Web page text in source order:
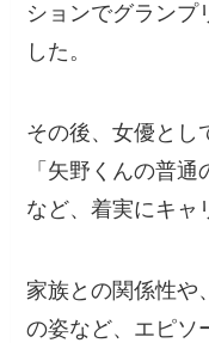
ションでグランプ
した。
その後、女優とし
「矢野くんの普
など、着実にキャ
家族との関係性や
の姿など、エピソ